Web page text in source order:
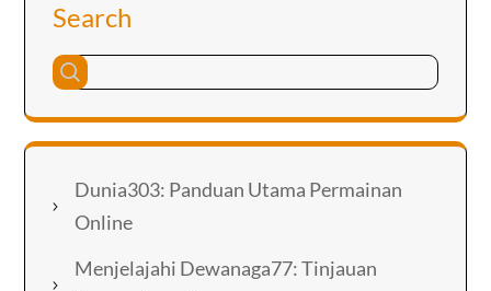
Search
Dunia303: Panduan Utama Permainan
Online
Menjelajahi Dewanaga77: Tinjauan